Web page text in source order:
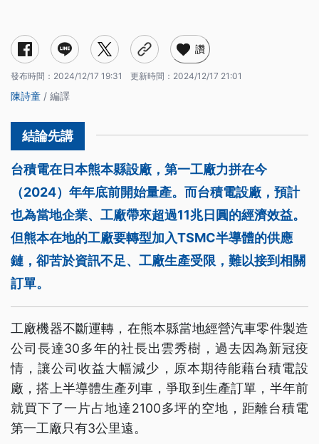
讚
發布時間： 2024/12/17 19:31 更新時間： 2024/12/17 21:01
陳詩童 / 編譯
台積電在日本熊本縣設廠，第一工廠力拼在今
（2024）年年底前開始量產。而台積電設廠，預計
也為當地企業、工廠帶來超過11兆日圓的經濟效益。
但熊本在地的工廠要轉型加入TSMC半導體的供應
鏈，卻苦於資訊不足、工廠生產受限，難以接到相關
訂單。
工廠機器不斷運轉，在熊本縣當地經營汽車零件製造
公司長達30多年的社長出雲秀樹，過去因為新冠疫
情，讓公司收益大幅減少，原本期待能藉台積電設
廠，搭上半導體生產列車，爭取到生產訂單，半年前
就買下了一片占地達2100多坪的空地，距離台積電
第一工廠只有3公里遠。